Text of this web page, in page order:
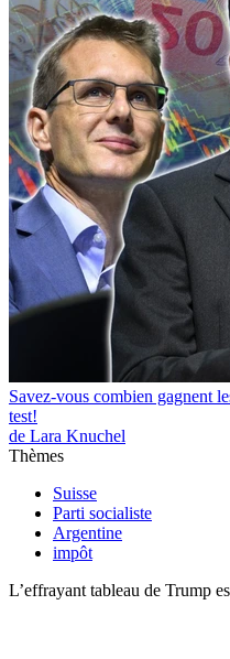
Savez-vous combien gagnent
test!
de Lara Knuchel
Thèmes
Suisse
Parti socialiste
Argentine
impôt
L’effrayant tableau de Trump